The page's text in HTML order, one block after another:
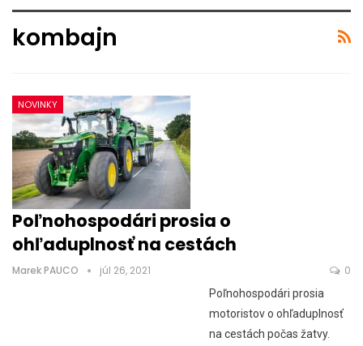
kombajn
NOVINKY
Poľnohospodári prosia o
ohľaduplnosť na cestách
Marek PAUCO júl 26, 2021 0
Poľnohospodári prosia
motoristov o ohľaduplnosť
na cestách počas žatvy.